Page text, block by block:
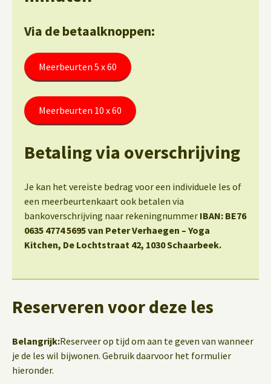
Via de betaalknoppen:
Meerbeurten 5 x 60
Meerbeurten 10 x 60
Betaling via overschrijving
Je kan het vereiste bedrag voor een individuele les of
een meerbeurtenkaart ook betalen via
bankoverschrijving naar rekeningnummer IBAN: BE76
0635 4774 5695 van Peter Verhaegen – Yoga
Kitchen, De Lochtstraat 42, 1030 Schaarbeek.
Reserveren voor deze les
Belangrijk:Reserveer op tijd om aan te geven van wanneer
je de les wil bijwonen. Gebruik daarvoor het formulier
hieronder.